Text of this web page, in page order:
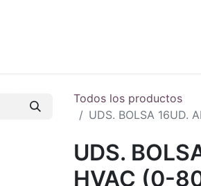
Todos los productos
UDS. BOLSA 16UD.
UDS.
HVAC (0-